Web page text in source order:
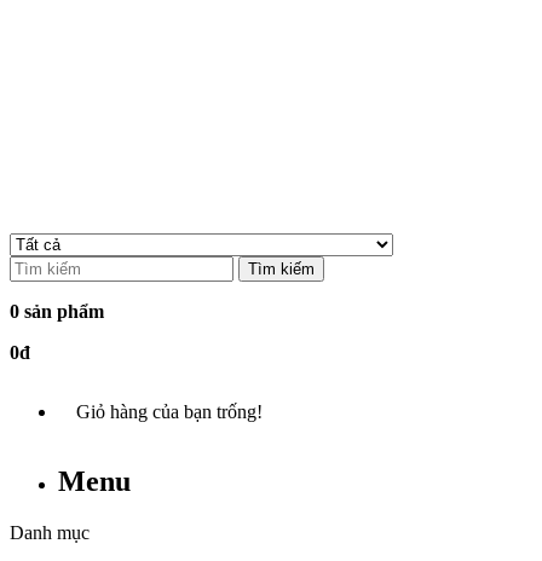
Tìm kiếm
0 sản phẩm
0đ
Giỏ hàng của bạn trống!
Menu
Danh mục